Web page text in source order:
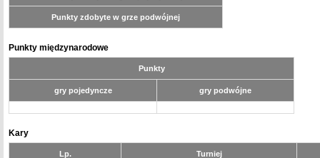
Punkty zdobyte w grze podwójnej
Punkty międzynarodowe
Punkty
gry pojedyncze gry podwójne
Kary
Lp. Turniej